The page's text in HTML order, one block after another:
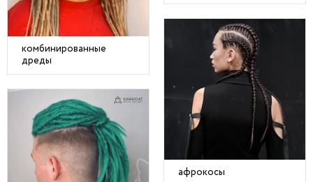
комбинированные
дреды
афрокосы